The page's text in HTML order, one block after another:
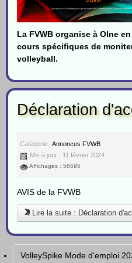
La FVWB organise à Olne
cours spécifiques de
volleyball.
Déclaration
Catégorie : Annonces FVWB
Mis à jour : 11 février 2024
Affichages : 56595
AVIS de la FVWB
Lire la suite : Déclaration
VolleySpike Mode d'emploi